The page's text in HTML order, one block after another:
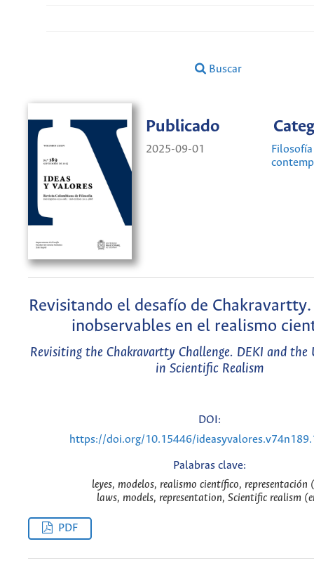
Buscar
Publicado
2025-09-01
Filosofía
Revisitando el desafío de
inobservables en el realismo
Revisiting the Chakravartty Challenge. DEKI and the
in Scientific Realism
DOI:
https://doi.org/10.15446/
Palabras clave:
leyes, modelos, realismo científico, representación
laws, models, representation, Scientific realism
PDF